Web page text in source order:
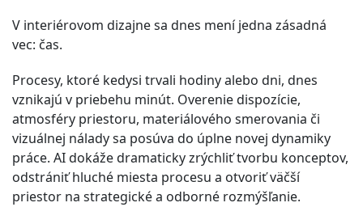
V interiérovom dizajne sa dnes mení jedna zásadná
vec: čas.
Procesy, ktoré kedysi trvali hodiny alebo dni, dnes
vznikajú v priebehu minút. Overenie dispozície,
atmosféry priestoru, materiálového smerovania či
vizuálnej nálady sa posúva do úplne novej dynamiky
práce. AI dokáže dramaticky zrýchliť tvorbu konceptov,
odstrániť hluché miesta procesu a otvoriť väčší
priestor na strategické a odborné rozmýšľanie.